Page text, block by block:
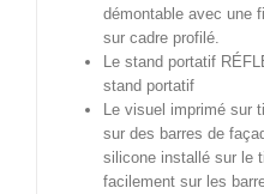
démontable avec une
sur cadre profilé.
Le stand portatif
stand portatif
Le visuel imprimé sur
sur des barres de
silicone installé sur le
facilement sur les